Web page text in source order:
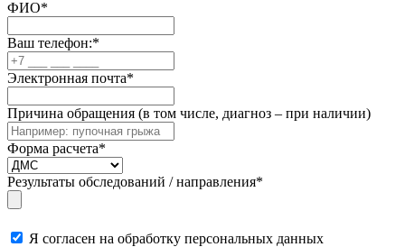
ФИО*
Ваш телефон:*
Электронная почта*
Причина обращения (в том числе, диагноз – при наличии)
Форма расчета*
Результаты обследований / направления*
Я согласен на обработку персональных данных